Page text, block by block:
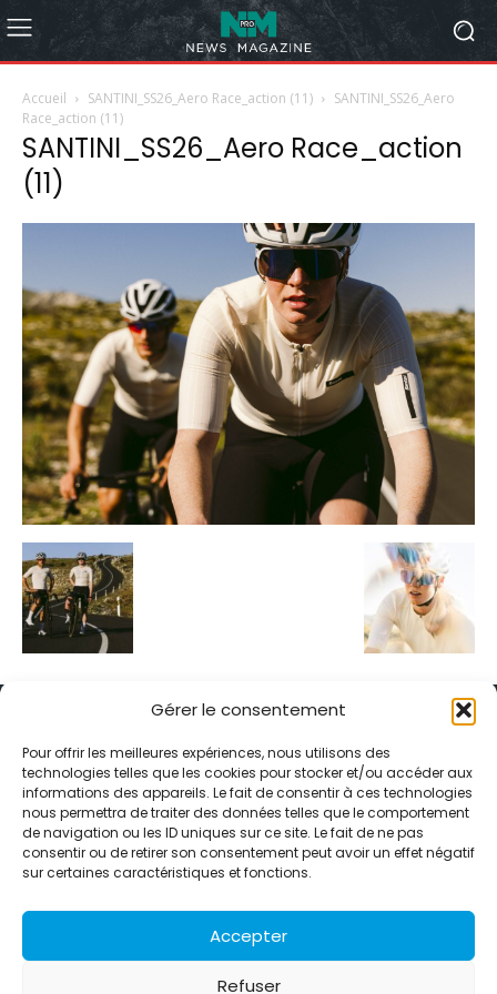
Gérer le consentement
Pour offrir les meilleures expériences, nous utilisons des
technologies telles que les cookies pour stocker et/ou accéder aux
informations des appareils. Le fait de consentir à ces technologies
nous permettra de traiter des données telles que le comportement
de navigation ou les ID uniques sur ce site. Le fait de ne pas
consentir ou de retirer son consentement peut avoir un effet négatif
sur certaines caractéristiques et fonctions.
Accepter
Refuser
Accueil SANTINI_SS26_Aero Race_action (11)
SANTINI_SS26_Aero
Race_action (11)
SANTINI_SS26_Aero Race_action
(11)
Alternative Média est une agence de relations presse et de
relations publiques basée à Grenoble. Depuis 1995, elle conçoit et
pilote des stratégies de visibilité en France et à l’international
grâce à un réseau d’agences partenaires.